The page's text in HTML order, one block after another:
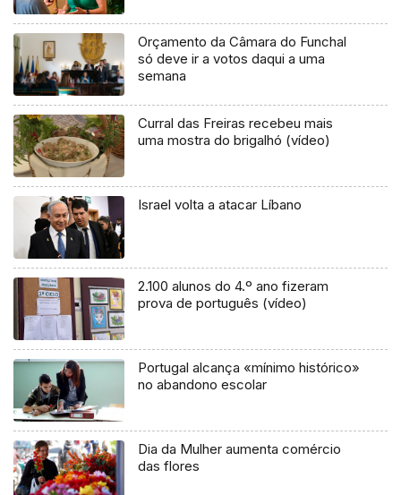
Orçamento da Câmara do Funchal
só deve ir a votos daqui a uma
semana
Curral das Freiras recebeu mais
uma mostra do brigalhó (vídeo)
Israel volta a atacar Líbano
2.100 alunos do 4.º ano fizeram
prova de português (vídeo)
Portugal alcança «mínimo histórico»
no abandono escolar
Dia da Mulher aumenta comércio
das flores